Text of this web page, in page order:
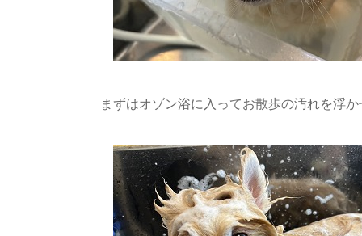
まずはオゾン浴に入ってお散歩の汚れを浮